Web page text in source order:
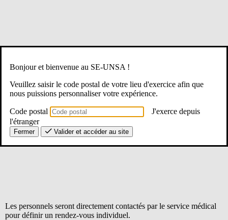
Les personnels seront directement contactés par le service médical
pour définir un rendez-vous individuel.
Bonjour et bienvenue au SE-UNSA !
Veuillez saisir le code postal de votre lieu d'exercice afin que
nous puissions personnaliser votre expérience.
Code postal
J'exerce depuis
l'étranger
Fermer Valider et accéder au site